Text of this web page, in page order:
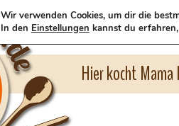
Hier kocht
Wir verwenden Cookies, um dir die
In den Einstellungen kannst du